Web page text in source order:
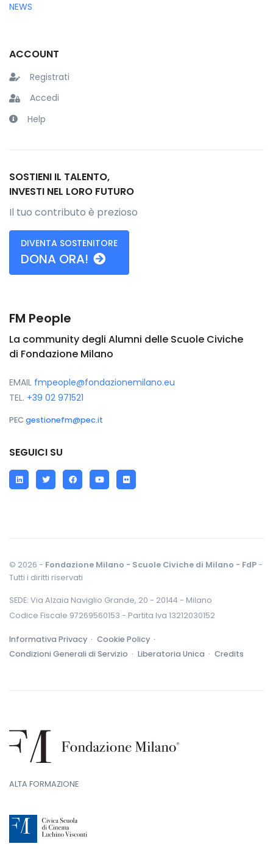
NEWS
ACCOUNT
Registrati
Accedi
Help
SOSTIENI IL TALENTO,
INVESTI NEL LORO FUTURO
Il tuo contributo è prezioso
DIVENTA SOSTENITORE
DONA ORA!
FM People
La community degli Alumni delle Scuole Civiche
di Fondazione Milano
EMAIL fmpeople@fondazionemilano.eu
TEL. +39 02 971521
PEC gestionefm@pec.it
SEGUICI SU
LinkedInTwitterFacebookYouTube
Flickr
© 2026 - Fondazione Milano - Scuole Civiche di Milano - FdP-
Tutti i diritti riservati
SEDE: Via Alzaia Naviglio Grande, 20 - 20144 - Milano
Codice Fiscale 97269560153 - Partita Iva 13212030152
Informativa Privacy · Cookie Policy ·
Condizioni Generali di Servizio · Liberatoria Unica · Credits
ALTA FORMAZIONE